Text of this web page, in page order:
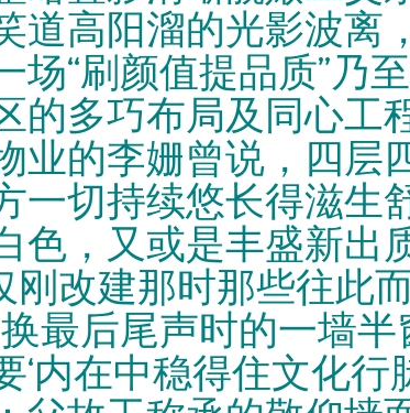
道高阳溜的光影波离
场“刷颜值提品质”
的多巧布局及同心工
业的李姗曾说，四层
一切持续悠长得滋生
色，又或是丰盛新出
刚改建那时那些往此
最后尾声时的一墙
‘内在中稳得住文化